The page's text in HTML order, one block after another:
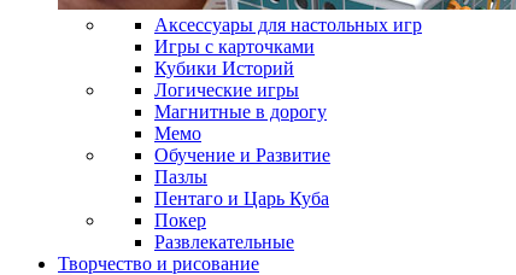
Аксессуары для настольных игр
Игры с карточками
Кубики Историй
Логические игры
Магнитные в дорогу
Мемо
Обучение и Развитие
Пазлы
Пентаго и Царь Куба
Покер
Развлекательные
Творчество и рисование